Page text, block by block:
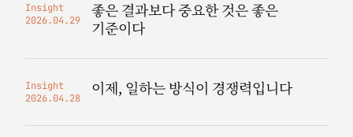
Insight
2026.04.29
좋은 결과보다 중요한 것은 좋은
기준이다
Insight
2026.04.28
이제, 일하는 방식이 경쟁력입니다